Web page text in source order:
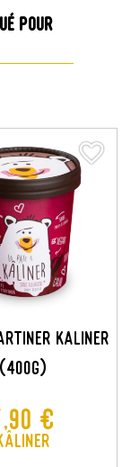
pour
KALINER
(400G)
€
favorite_border
favorite_border